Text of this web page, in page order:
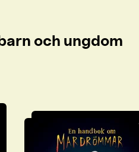
och ungdom